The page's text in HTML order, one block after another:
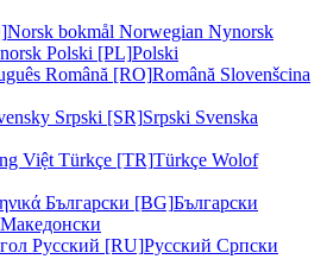
Norsk bokmål Norwegian Nynorsk
Polski [PL]Polski
Română [RO]Română Slovenšcina
Srpski [SR]Srpski Svenska
Việt Türkçe [TR]Türkçe Wolof
Български [BG]Български
Македонски
Русский [RU]Русский Српски